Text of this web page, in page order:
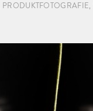
PRODUKTFOTOGRAFIE,